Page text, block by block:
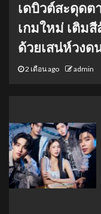
เดบิวต์สะดุดต
เกมใหม่ เติมสี
ด้วยเสน่ห์วงด
2 เดือน ago admin